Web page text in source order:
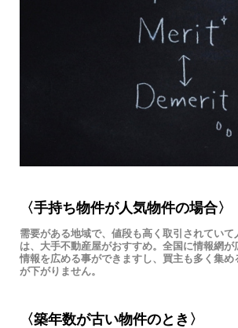
〈手持ち物件が人気物件の場合〉
需要がある地域で、値段も高く取引されてい
は、大手不動産屋がおすすめ。全国に情報網
情報を広める事ができますし、買主も多く集
が下がりません。
〈築年数が古い物件のとき〉